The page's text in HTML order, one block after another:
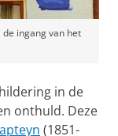
de ingang van het
in de
onthuld. Deze
(1851-